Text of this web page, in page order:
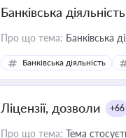
Банківська діяльність
Про що тема: Банківська
Банківська діяльність
Ліцензії, дозволи +66
Про що тема: Тема